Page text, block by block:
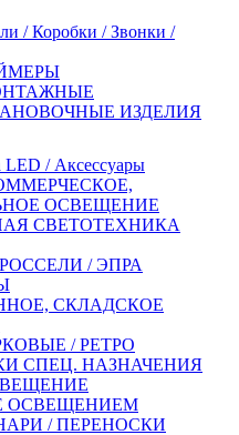
/ Коробки / Звонки /
ИЗДЕЛИЯ
LED / Аксессуары
ОСВЕЩЕНИЕ
СВЕТОТЕХНИКА
/ ЭПРА
СКЛАДСКОЕ
/ РЕТРО
СПЕЦ. НАЗНАЧЕНИЯ
ОСВЕЩЕНИЕМ
/ ПЕРЕНОСКИ